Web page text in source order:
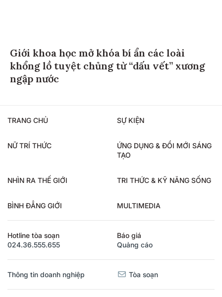
Giới khoa học mở khóa bí ẩn các loài
khổng lồ tuyệt chủng từ “dấu vết” xương
ngập nước
TRANG CHỦ SỰ KIỆN
NỮ TRÍ THỨC
ỨNG DỤNG & ĐỔI MỚI SÁNG
TẠO
NHÌN RA THẾ GIỚI TRI THỨC & KỸ NĂNG SỐNG
BÌNH ĐẲNG GIỚI MULTIMEDIA
Hotline tòa soạn
024.36.555.655
Báo giá
Quảng cáo
Thông tin doanh nghiệp Tòa soạn